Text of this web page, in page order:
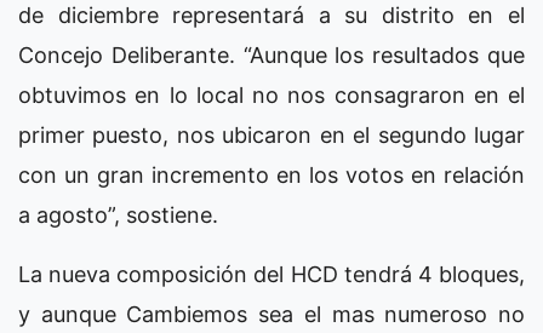
de diciembre representará a su distrito en el
Concejo Deliberante. “Aunque los resultados que
obtuvimos en lo local no nos consagraron en el
primer puesto, nos ubicaron en el segundo lugar
con un gran incremento en los votos en relación
a agosto”, sostiene.
La nueva composición del HCD tendrá 4 bloques,
y aunque Cambiemos sea el mas numeroso no